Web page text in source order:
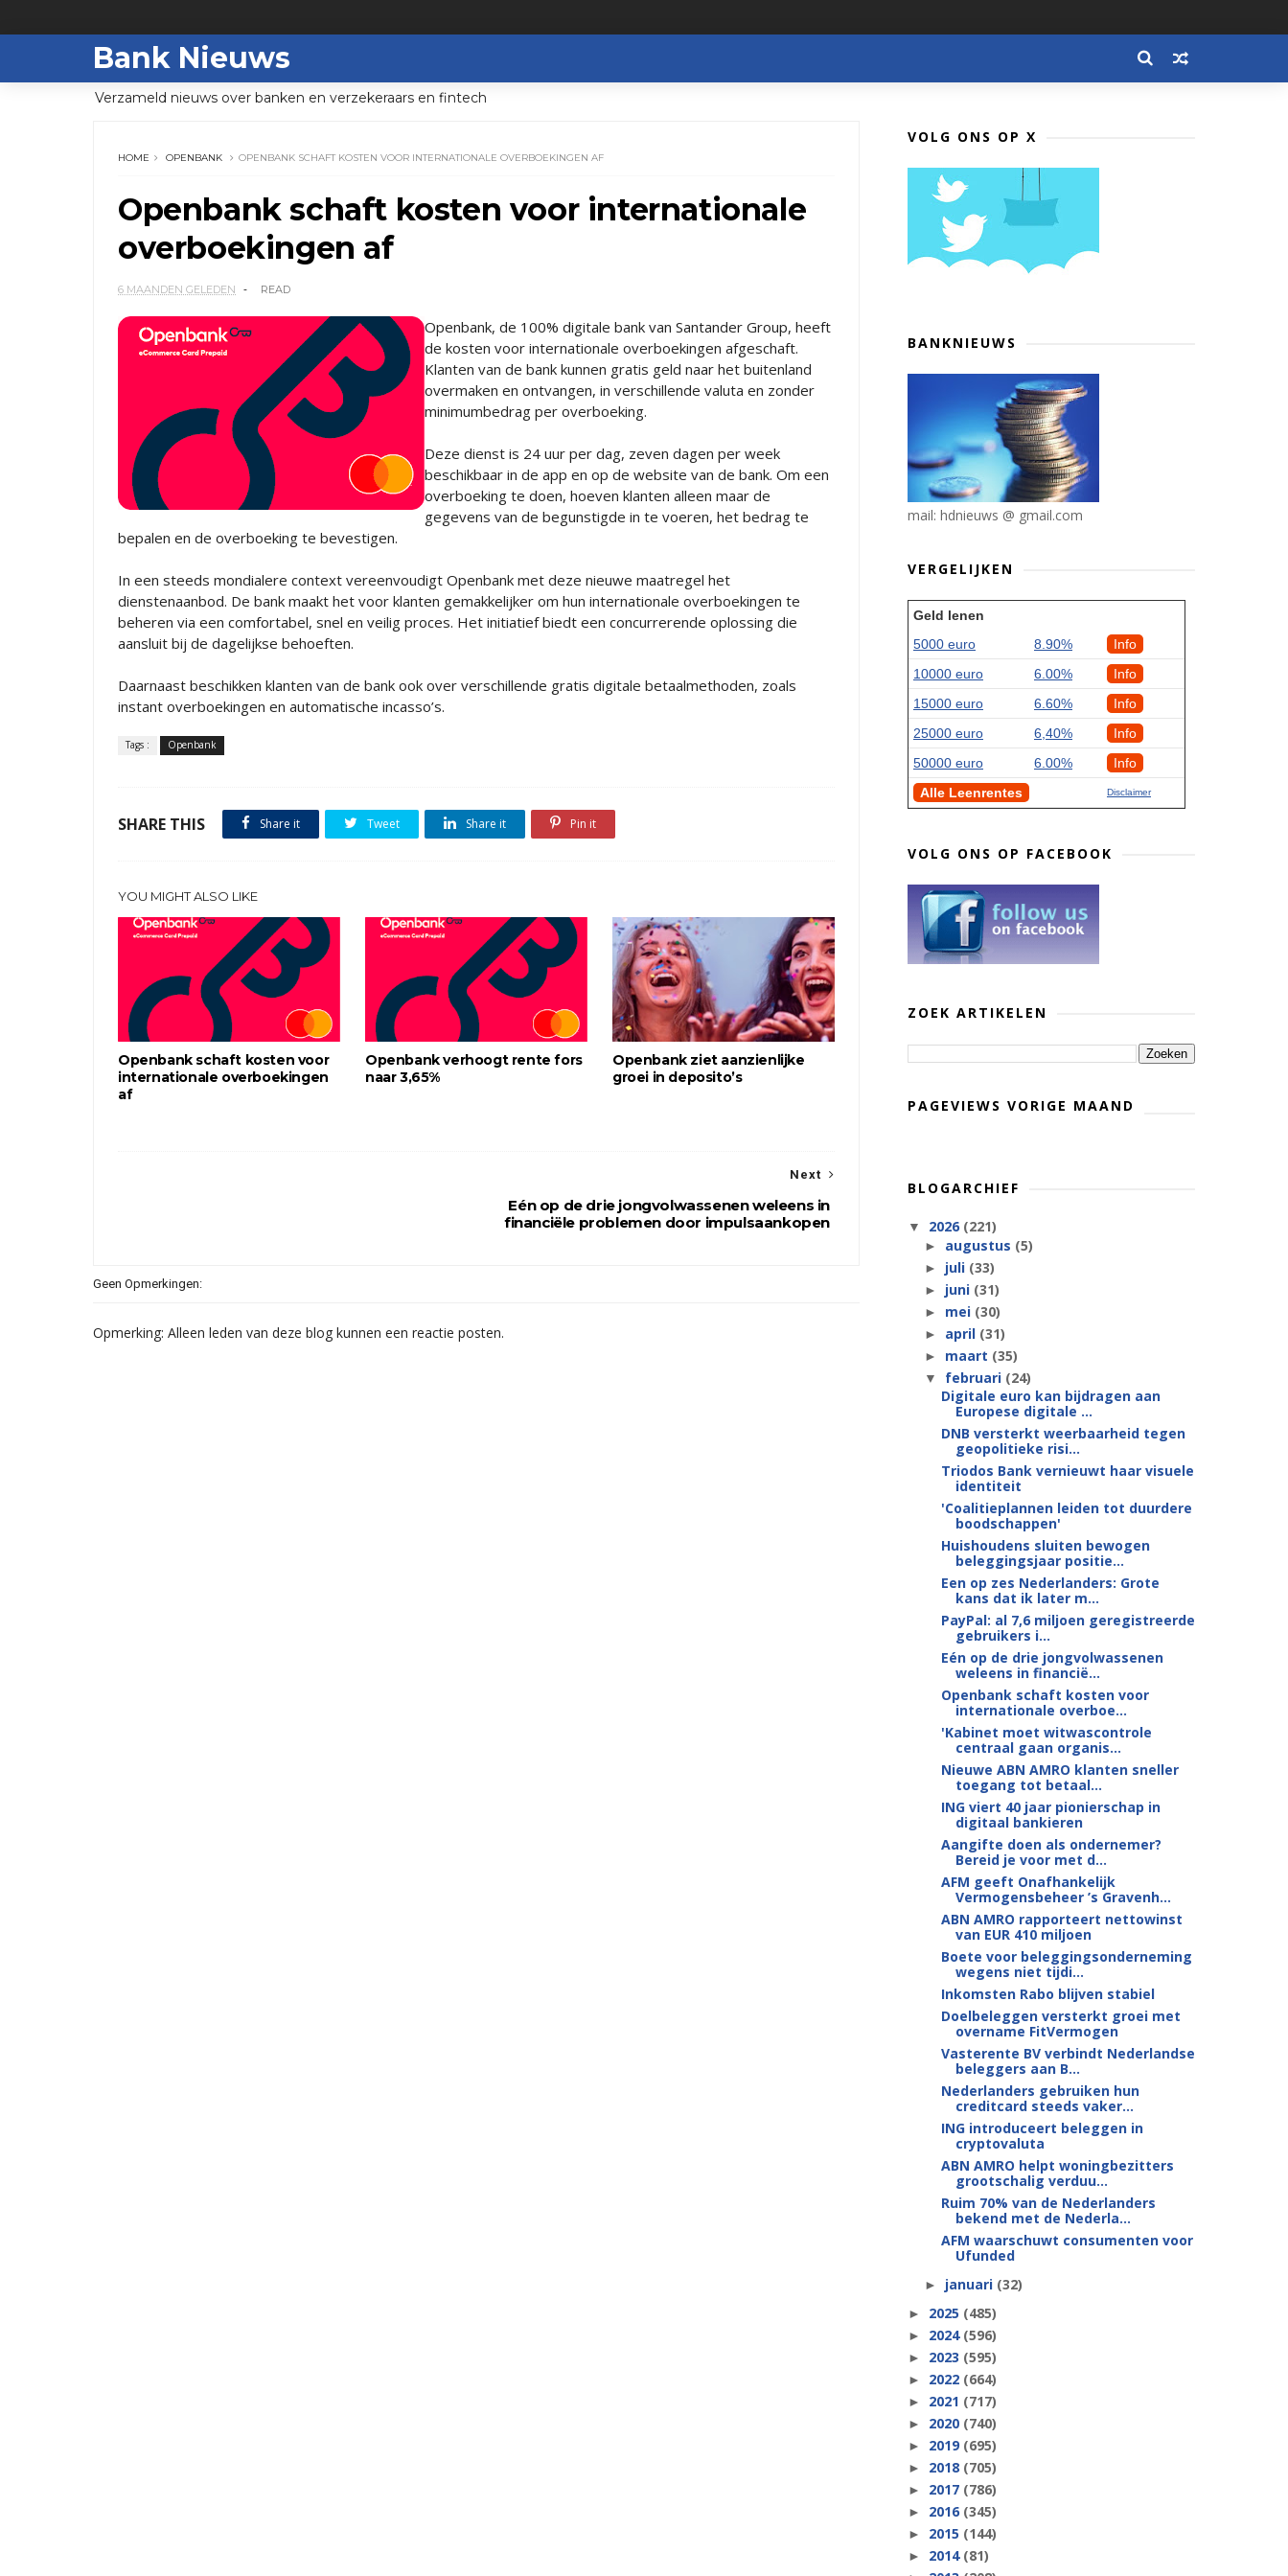
Bank Nieuws
Verzameld nieuws over banken en verzekeraars en fintech
HOME OPENBANK OPENBANK SCHAFT KOSTEN VOOR INTERNATIONALE OVERBOEKINGEN AF
Openbank schaft kosten voor internationale
overboekingen af
6 MAANDEN GELEDEN READ
Openbank, de 100% digitale bank van Santander Group, heeft
de kosten voor internationale overboekingen afgeschaft.
Klanten van de bank kunnen gratis geld naar het buitenland
overmaken en ontvangen, in verschillende valuta en zonder
minimumbedrag per overboeking.
Deze dienst is 24 uur per dag, zeven dagen per week
beschikbaar in de app en op de website van de bank. Om een
overboeking te doen, hoeven klanten alleen maar de
gegevens van de begunstigde in te voeren, het bedrag te
bepalen en de overboeking te bevestigen.
In een steeds mondialere context vereenvoudigt Openbank met deze nieuwe maatregel het
dienstenaanbod. De bank maakt het voor klanten gemakkelijker om hun internationale overboekingen te
beheren via een comfortabel, snel en veilig proces. Het initiatief biedt een concurrerende oplossing die
aansluit bij de dagelijkse behoeften.
Daarnaast beschikken klanten van de bank ook over verschillende gratis digitale betaalmethoden, zoals
instant overboekingen en automatische incasso’s.
Tags : Openbank
SHARE THIS Share it Tweet Share it Pin it
YOU MIGHT ALSO LIKE
Openbank schaft kosten voor
internationale overboekingen
af
Openbank verhoogt rente fors
naar 3,65%
Openbank ziet aanzienlijke
groei in deposito’s
Next
Eén op de drie jongvolwassenen weleens in
financiële problemen door impulsaankopen
Geen Opmerkingen:
Opmerking: Alleen leden van deze blog kunnen een reactie posten.
VOLG ONS OP X
BANKNIEUWS
mail: hdnieuws @ gmail.com
VERGELIJKEN
Geld lenen
5000 euro
8.90%
Info
10000 euro
6.00%
Info
15000 euro
6.60%
Info
25000 euro
6,40%
Info
50000 euro
6.00%
Info
Alle Leenrentes
Disclaimer
VOLG ONS OP FACEBOOK
ZOEK ARTIKELEN
PAGEVIEWS VORIGE MAAND
BLOGARCHIEF
▼ 2026 (221)
► augustus (5)
► juli (33)
► juni (31)
► mei (30)
► april (31)
► maart (35)
▼ februari (24)
Digitale euro kan bijdragen aan
Europese digitale ...
DNB versterkt weerbaarheid tegen
geopolitieke risi...
Triodos Bank vernieuwt haar visuele
identiteit
'Coalitieplannen leiden tot duurdere
boodschappen'
Huishoudens sluiten bewogen
beleggingsjaar positie...
Een op zes Nederlanders: Grote
kans dat ik later m...
PayPal: al 7,6 miljoen geregistreerde
gebruikers i...
Eén op de drie jongvolwassenen
weleens in financië...
Openbank schaft kosten voor
internationale overboe...
'Kabinet moet witwascontrole
centraal gaan organis...
Nieuwe ABN AMRO klanten sneller
toegang tot betaal...
ING viert 40 jaar pionierschap in
digitaal bankieren
Aangifte doen als ondernemer?
Bereid je voor met d...
AFM geeft Onafhankelijk
Vermogensbeheer ’s Gravenh...
ABN AMRO rapporteert nettowinst
van EUR 410 miljoen
Boete voor beleggingsonderneming
wegens niet tijdi...
Inkomsten Rabo blijven stabiel
Doelbeleggen versterkt groei met
overname FitVermogen
Vasterente BV verbindt Nederlandse
beleggers aan B...
Nederlanders gebruiken hun
creditcard steeds vaker...
ING introduceert beleggen in
cryptovaluta
ABN AMRO helpt woningbezitters
grootschalig verduu...
Ruim 70% van de Nederlanders
bekend met de Nederla...
AFM waarschuwt consumenten voor
Ufunded
► januari (32)
► 2025 (485)
► 2024 (596)
► 2023 (595)
► 2022 (664)
► 2021 (717)
► 2020 (740)
► 2019 (695)
► 2018 (705)
► 2017 (786)
► 2016 (345)
► 2015 (144)
► 2014 (81)